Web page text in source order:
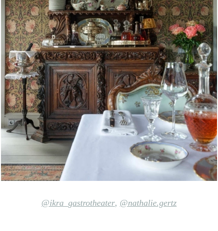
@ikra_gastrotheater, @nathalie.gertz